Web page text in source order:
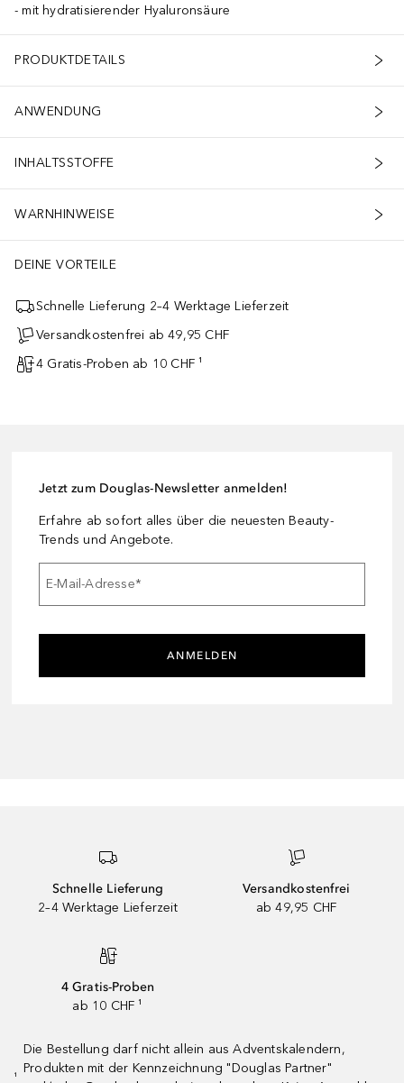
mit hydratisierender Hyaluronsäure
PRODUKTDETAILS
ANWENDUNG
INHALTSSTOFFE
WARNHINWEISE
DEINE VORTEILE
Schnelle Lieferung 2–4 Werktage Lieferzeit
Versandkostenfrei ab 49,95 CHF
4 Gratis-Proben ab 10 CHF ¹
Jetzt zum Douglas-Newsletter anmelden!
Erfahre ab sofort alles über die neuesten Beauty-
Trends und Angebote.
E-Mail-Adresse*
ANMELDEN
Schnelle Lieferung
2–4 Werktage Lieferzeit
Versandkostenfrei
ab 49,95 CHF
4 Gratis-Proben
ab 10 CHF ¹
¹
Die Bestellung darf nicht allein aus Adventskalendern,
Produkten mit der Kennzeichnung "Douglas Partner"